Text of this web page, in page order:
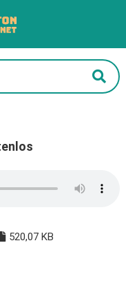
520,07 KB